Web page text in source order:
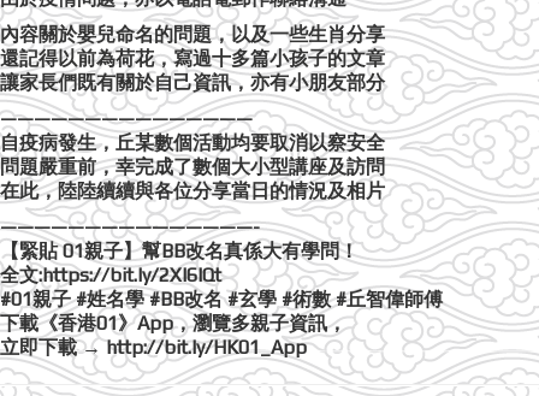
內容關於嬰兒命名的問題，以及一些生肖分享
還記得以前為荷花，寫過十多篇小孩子的文章
讓家長們既有關於自己資訊，亦有小朋友部分
———————————————
自疫病發生，丘某數個活動均要取消以察安全
問題嚴重前，幸完成了數個大小型講座及訪問
在此，陸陸續續與各位分享當日的情況及相片
———————————————-
【緊貼 01親子】幫BB改名真係大有學問！
全文:https://bit.ly/2XI6IQt
#01親子 #姓名學 #BB改名 #玄學 #術數 #丘智偉師傅
下載《香港01》App，瀏覽多親子資訊，
立即下載 → http://bit.ly/HK01_App